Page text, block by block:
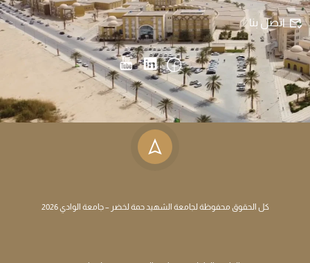
اتصل بنا
كل الحقوق محفوظة لجامعة الشهيد حمة لخضر – جامعة الوادي 2026